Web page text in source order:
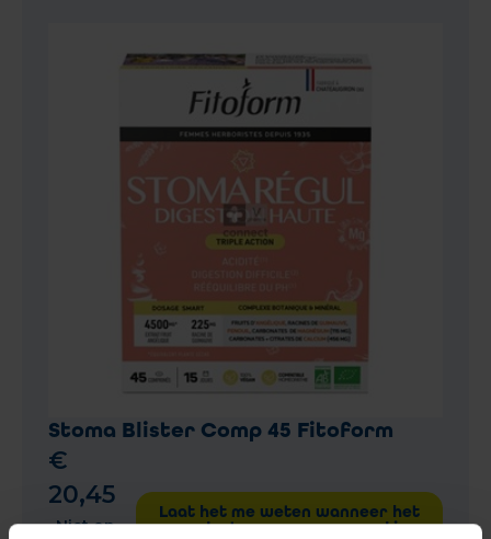
Stoma Blister Comp 45 Fitoform
€
20,45
Niet op
Laat het me weten wanneer het
product weer op voorraad is